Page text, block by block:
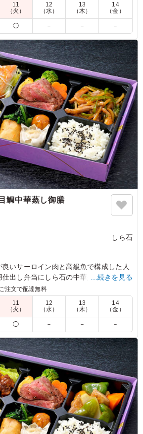
いた。女子に人気。しかし3番人気で
いたので良いと思います。種類がも
いかも。 写真を掲示して選べる環境
です。
接待›会食
町2026/03/14
11
（火）
12
（水）
13
（木）
14
（金）
◯ － － －
鯛中華蒸し御膳
しら石
いサーロイン肉と高級魚で構成した人
出し弁当にしら石の中華弁当をお召し
…続きを見る
注文で配達無料
11
（火）
12
（水）
13
（木）
14
（金）
◯ － － －